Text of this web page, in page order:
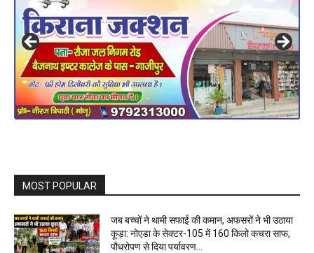
MOST POPULAR
जब बच्चों ने थामी सफाई की कमान, अफसरों ने भी उठाया
कूड़ा: नोएडा के सेक्टर-105 में 160 किलो कचरा साफ,
पौधरोपण से दिया पर्यावरण...